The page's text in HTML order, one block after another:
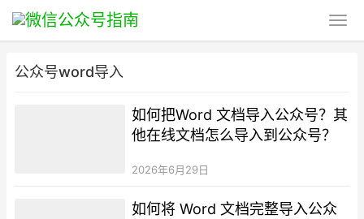
公众号word导入
如何把Word 文档导入公众号？其
他在线文档怎么导入到公众号？
2026年6月29日
如何将 Word 文档完整导入公众